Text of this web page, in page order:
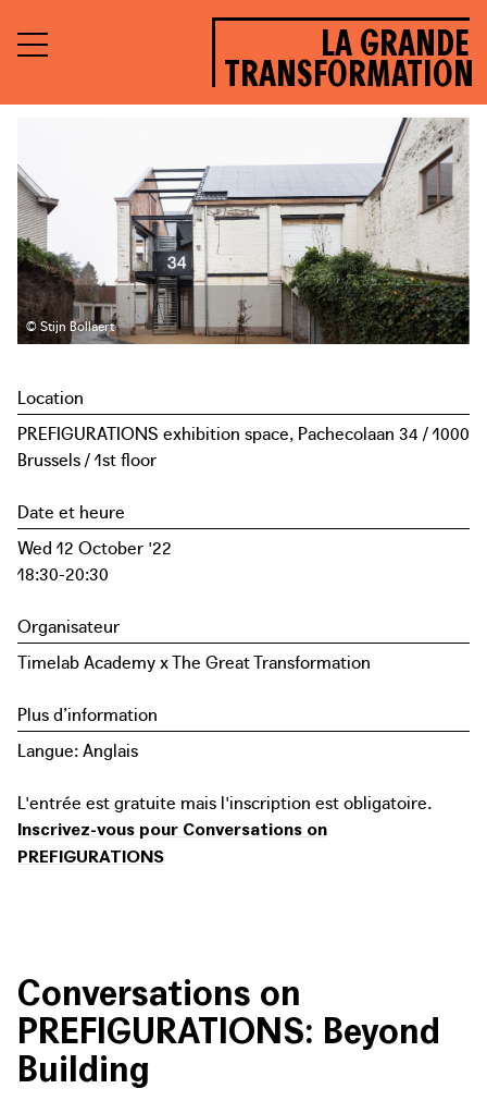
LA GRANDE
TRANSFORMATION
© Stijn Bollaert
Location
PREFIGURATIONS exhibition space, Pachecolaan 34 / 1000
Brussels / 1st floor
Date et heure
Wed 12 October '22
18:30-20:30
Organisateur
Timelab Academy x The Great Transformation
Plus d’information
Langue: Anglais
L'entrée est gratuite mais l'inscription est obligatoire.
Inscrivez-vous pour Conversations on
PREFIGURATIONS
Conversations on
PREFIGURATIONS: Beyond
Building